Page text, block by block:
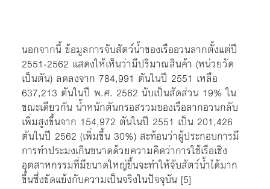
นอกจากนี้ ข้อมูลการจับสัตว์น้ำของเรืออวนลากตั้งแต่ปี
2551-2562 แสดงให้เห็นว่ามีปริมาณสินค้า (หน่วยวัด
เป็นตัน) ลดลงจาก 784,991 ตันในปี 2551 เหลือ
637,213 ตันในปี พ.ศ. 2562 นับเป็นสัดส่วน 19% ใน
ขณะเดียวกัน น้ำหนักตันกรอสรวมของเรือลากอวนกลับ
เพิ่มสูงขึ้นจาก 154,972 ตันในปี 2551 เป็น 201,426
ตันในปี 2562 (เพิ่มขึ้น 30%) สะท้อนว่าผู้ประกอบการมี
การทำประมงเกินขนาดด้วยความคิดว่าการใช้เรือเชิง
อุตสาหกรรมที่มีขนาดใหญ่ขึ้นจะทำให้จับสัตว์น้ำได้มาก
ขึ้นซึ่งขัดแย้งกับความเป็นจริงในปัจจุบัน [5]